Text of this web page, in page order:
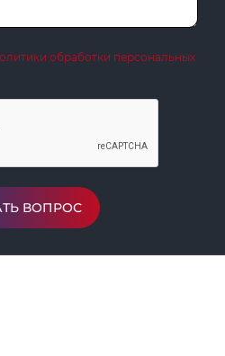
обработки персональных
ВОПРОС